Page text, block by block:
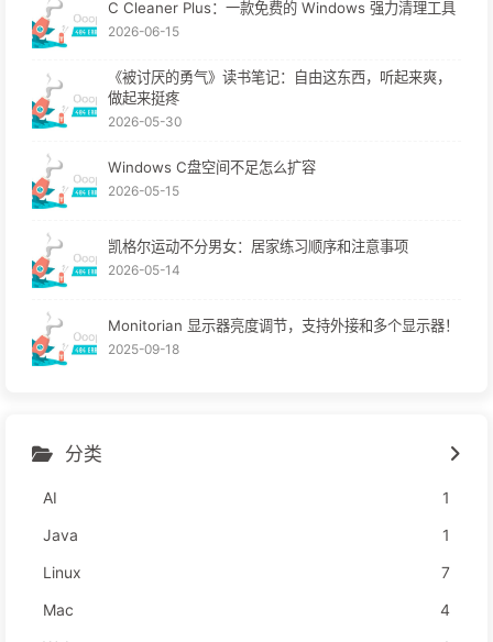
C Cleaner Plus：一款免费的 Windows 强力清理工具
2026-06-15
《被讨厌的勇气》读书笔记：自由这东西，听起来爽，
做起来挺疼
2026-05-30
Windows C盘空间不足怎么扩容
2026-05-15
凯格尔运动不分男女：居家练习顺序和注意事项
2026-05-14
Monitorian 显示器亮度调节，支持外接和多个显示器！
2025-09-18
分类
AI
1
Java
1
Linux
7
Mac
4